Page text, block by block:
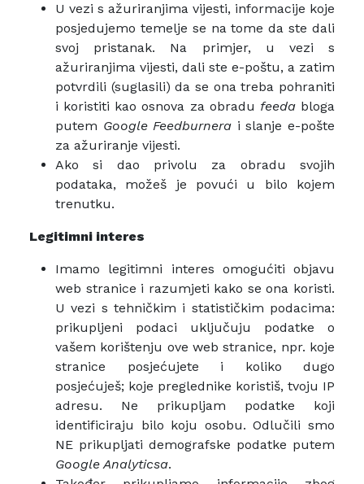
U vezi s ažuriranjima vijesti, informacije koje
posjedujemo temelje se na tome da ste dali
svoj pristanak. Na primjer, u vezi s
ažuriranjima vijesti, dali ste e-poštu, a zatim
potvrdili (suglasili) da se ona treba pohraniti
i koristiti kao osnova za obradu feedabloga
putem Google Feedburnera i slanje e-pošte
za ažuriranje vijesti.
Ako si dao privolu za obradu svojih
podataka, možeš je povući u bilo kojem
trenutku.
Legitimni interes
Imamo legitimni interes omogućiti objavu
web stranice i razumjeti kako se ona koristi.
U vezi s tehničkim i statističkim podacima:
prikupljeni podaci uključuju podatke o
vašem korištenju ove web stranice, npr. koje
stranice posjećujete i koliko dugo
posjećuješ; koje preglednike koristiš, tvoju IP
adresu. Ne prikupljam podatke koji
identificiraju bilo koju osobu. Odlučili smo
NE prikupljati demografske podatke putem
Google Analyticsa.